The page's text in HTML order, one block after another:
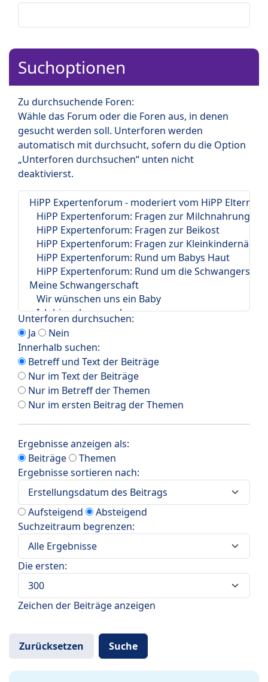
Suchoptionen
Zu durchsuchende Foren:
Wähle das Forum oder die Foren aus, in denen
gesucht werden soll. Unterforen werden
automatisch mit durchsucht, sofern du die Option
„Unterforen durchsuchen“ unten nicht
deaktivierst.
Unterforen durchsuchen:
Ja
Nein
Innerhalb suchen:
Betreff und Text der Beiträge
Nur im Text der Beiträge
Nur im Betreff der Themen
Nur im ersten Beitrag der Themen
Ergebnisse anzeigen als:
Beiträge
Themen
Ergebnisse sortieren nach:
Aufsteigend
Absteigend
Suchzeitraum begrenzen:
Die ersten:
Zeichen der Beiträge anzeigen